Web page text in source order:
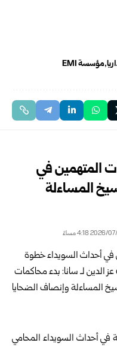
‏مؤسسة EMI
المتهمين في
المساءلة
في أحداث السويداء المحامي